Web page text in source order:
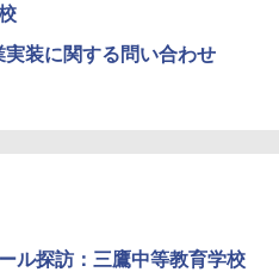
装に関する問い合わせ
ル探訪：三鷹中等教育学校